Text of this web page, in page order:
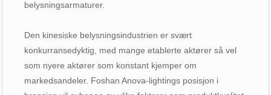
belysningsarmaturer.
Den kinesiske belysningsindustrien er svært
konkurransedyktig, med mange etablerte aktører så vel
som nyere aktører som konstant kjemper om
markedsandeler. Foshan Anova-lightings posisjon i